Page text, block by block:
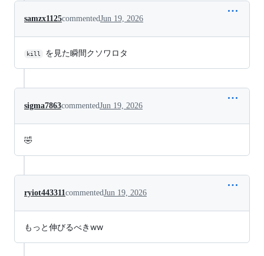
samzx1125commentedJun 19, 2026
kill を見た瞬間クソワロタ
sigma7863commentedJun 19, 2026
🤣
ryiot443311commentedJun 19, 2026
もっと伸びるべきww